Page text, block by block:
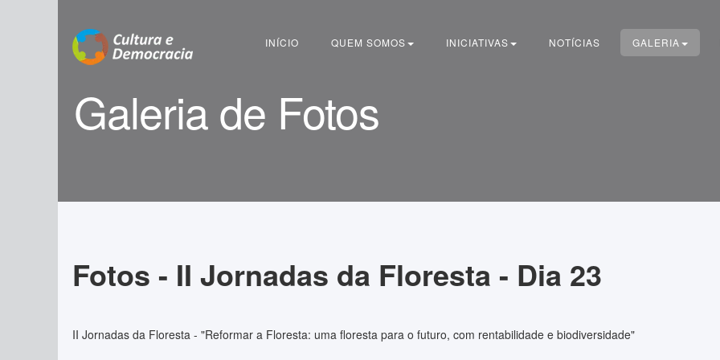
INÍCIO QUEM SOMOS INICIATIVAS NOTÍCIAS GALERIA
Galeria de Fotos
Fotos - II Jornadas da Floresta - Dia 23
II Jornadas da Floresta - "Reformar a Floresta: uma floresta para o futuro, com rentabilidade e biodiversidade"